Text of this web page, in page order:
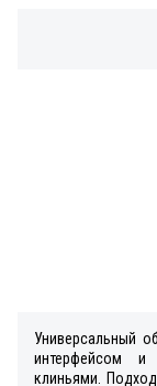
Универсальный
интерфейсом и
клиньями.